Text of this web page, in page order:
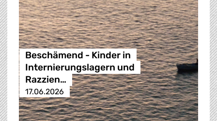
Beschämend - Kinder in
Internierungslagern und
Razzien…
17.06.2026